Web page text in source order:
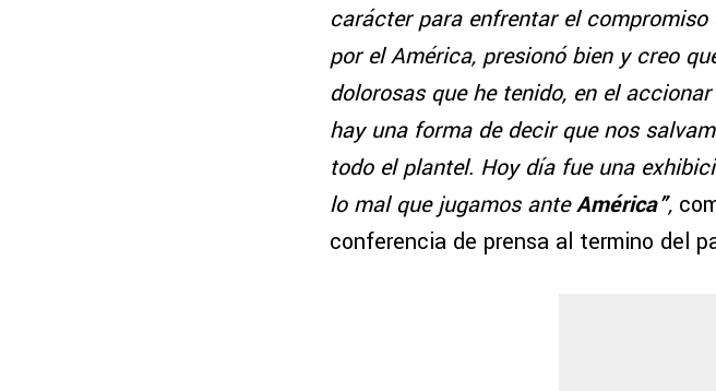
carácter para enfrentar el
por el América, presionó bien y creo
dolorosas que he tenido, en el
hay una forma de decir que nos
todo el plantel. Hoy día fue una
lo mal que jugamos anteAmérica”,
conferencia de prensa al termino del